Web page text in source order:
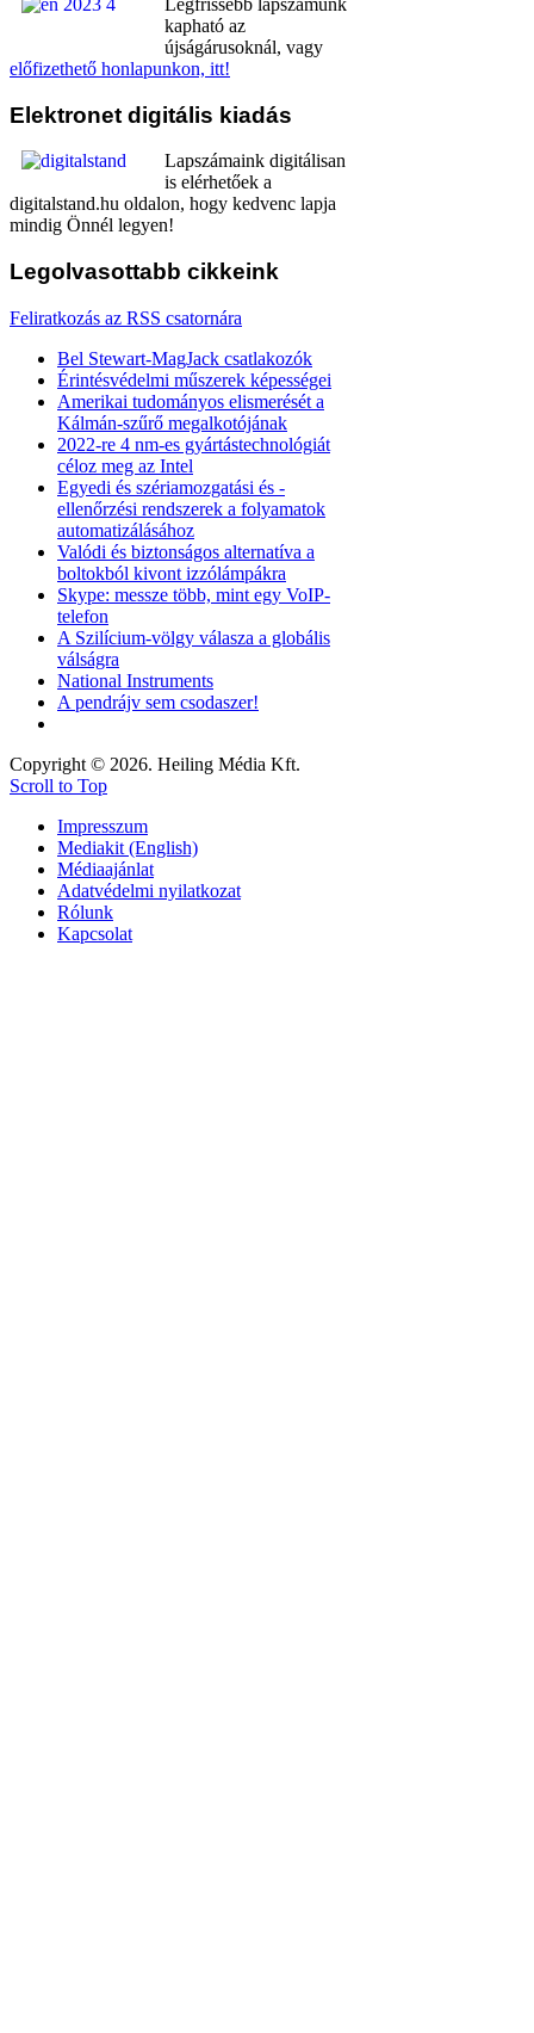
Legfrissebb lapszámunk
kapható az
újságárusoknál, vagy
előfizethető honlapunkon, itt!
Elektronet digitális kiadás
Lapszámaink digitálisan
is elérhetőek a
digitalstand.hu oldalon, hogy kedvenc lapja
mindig Önnél legyen!
Legolvasottabb cikkeink
Feliratkozás az RSS csatornára
Bel Stewart-MagJack csatlakozók
Érintésvédelmi műszerek képességei
Amerikai tudományos elismerését a
Kálmán-szűrő megalkotójának
2022-re 4 nm-es gyártástechnológiát
céloz meg az Intel
Egyedi és szériamozgatási és -
ellenőrzési rendszerek a folyamatok
automatizálásához
Valódi és biztonságos alternatíva a
boltokból kivont izzólámpákra
Skype: messze több, mint egy VoIP-
telefon
A Szilícium-völgy válasza a globális
válságra
National Instruments
A pendrájv sem csodaszer!
Copyright © 2026. Heiling Média Kft.
Scroll to Top
Impresszum
Mediakit (English)
Médiaajánlat
Adatvédelmi nyilatkozat
Rólunk
Kapcsolat